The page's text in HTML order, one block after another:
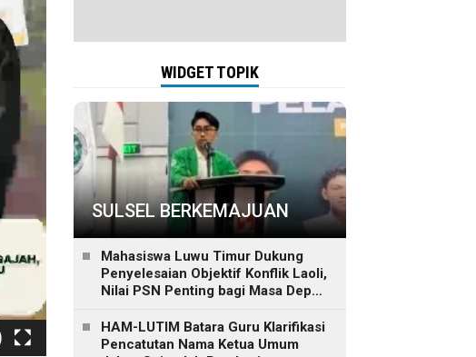
WIDGET TOPIK
SULSEL BERKEMAJUAN
Mahasiswa Luwu Timur Dukung
Penyelesaian Objektif Konflik Laoli,
Nilai PSN Penting bagi Masa Depan
HAM-LUTIM Batara Guru Klarifikasi
Pencatutan Nama Ketua Umum